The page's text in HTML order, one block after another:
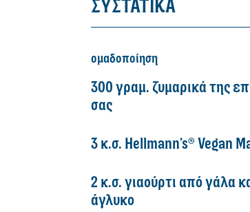
ΣΥΣΤΑΤΙΚΑ
ομαδοποίηση
300 γραμ. ζυμαρικά της
σας
3 κ.σ. Hellmann’s® Vegan
2 κ.σ. γιαούρτι από γάλα
άγλυκο